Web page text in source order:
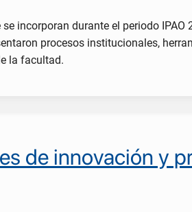
incorporan durante el periodo
procesos institucionales,
la facultad.
de innovación y